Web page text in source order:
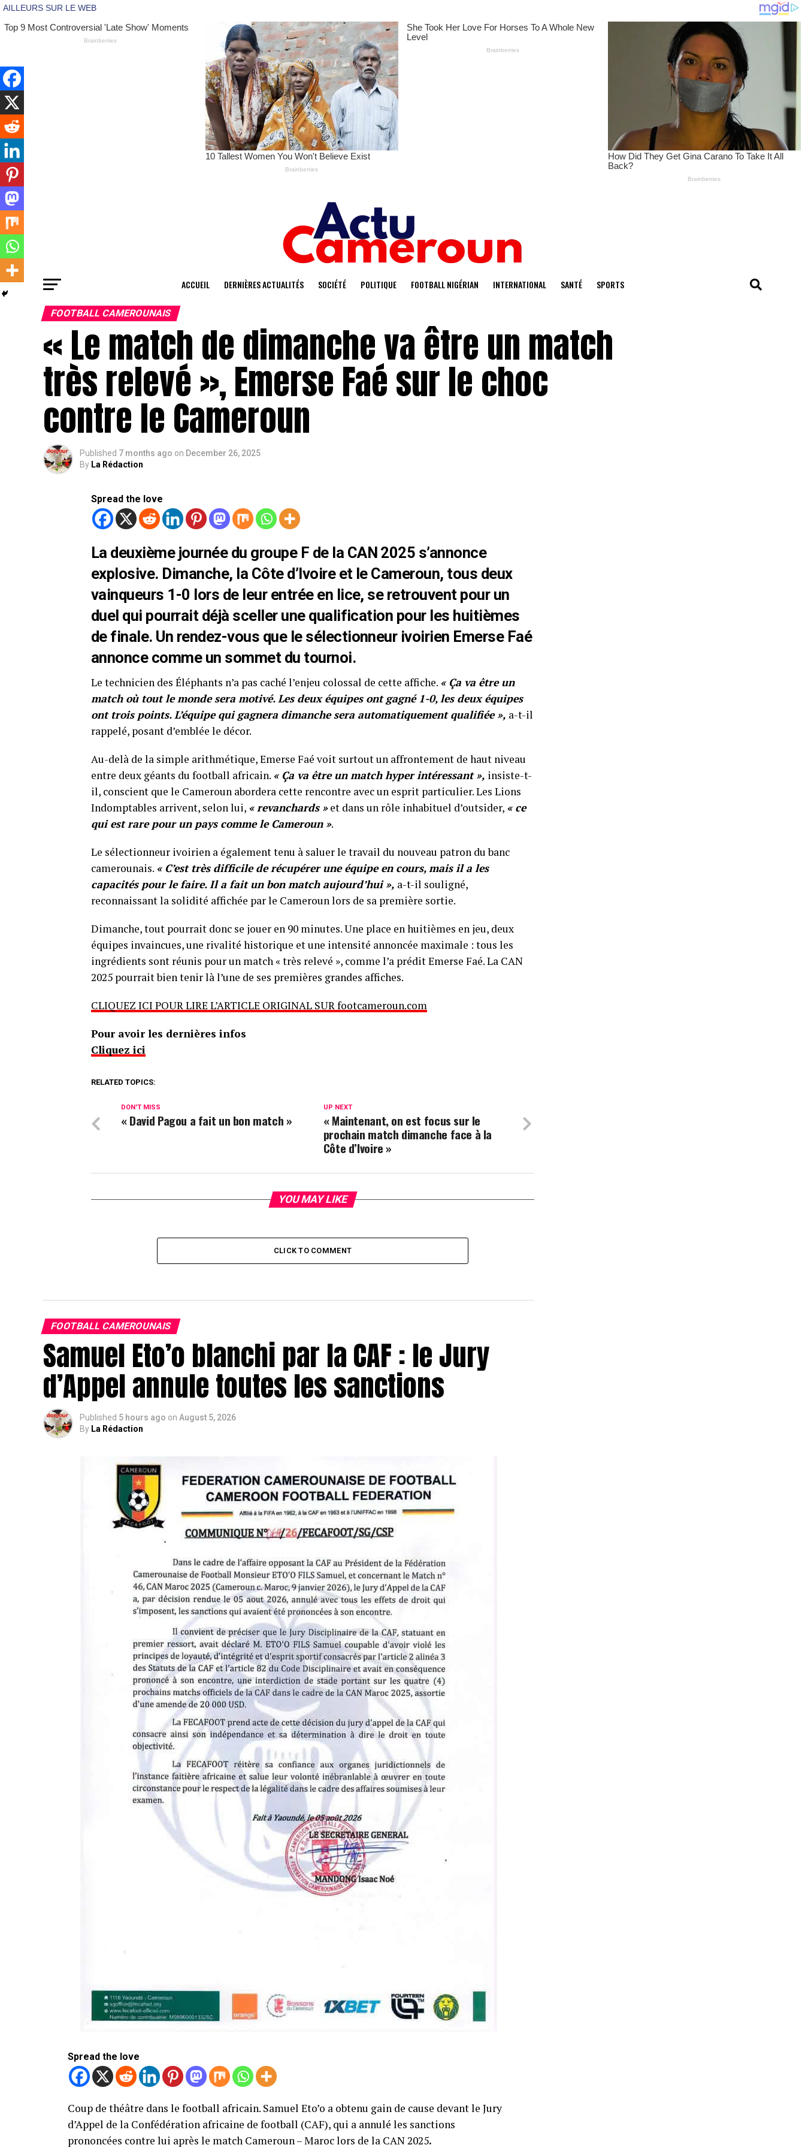
ACCUEIL DERNIÈRES ACTUALITÉS SOCIÉTÉ POLITIQUE FOOTBALL NIGÉRIAN INTERNATIONAL SANTÉ SPORTS
FOOTBALL CAMEROUNAIS
« Le match de dimanche va être un match
très relevé », Emerse Faé sur le choc
contre le Cameroun
Published 7 months ago on December 26, 2025
By La Rédaction
Spread the love
La deuxième journée du groupe F de la CAN 2025 s’annonce
explosive. Dimanche, la Côte d’Ivoire et le Cameroun, tous deux
vainqueurs 1-0 lors de leur entrée en lice, se retrouvent pour un
duel qui pourrait déjà sceller une qualification pour les huitièmes
de finale. Un rendez-vous que le sélectionneur ivoirien Emerse Faé
annonce comme un sommet du tournoi.
Le technicien des Éléphants n’a pas caché l’enjeu colossal de cette affiche. « Ça va être un
match où tout le monde sera motivé. Les deux équipes ont gagné 1-0, les deux équipes
ont trois points. L’équipe qui gagnera dimanche sera automatiquement qualifiée », a-t-il
rappelé, posant d’emblée le décor.
Au-delà de la simple arithmétique, Emerse Faé voit surtout un affrontement de haut niveau
entre deux géants du football africain. « Ça va être un match hyper intéressant », insiste-t-
il, conscient que le Cameroun abordera cette rencontre avec un esprit particulier. Les Lions
Indomptables arrivent, selon lui, « revanchards »et dans un rôle inhabituel d’outsider, « ce
qui est rare pour un pays comme le Cameroun ».
Le sélectionneur ivoirien a également tenu à saluer le travail du nouveau patron du banc
camerounais. « C’est très difficile de récupérer une équipe en cours, mais il a les
capacités pour le faire. Il a fait un bon match aujourd’hui », a-t-il souligné,
reconnaissant la solidité affichée par le Cameroun lors de sa première sortie.
Dimanche, tout pourrait donc se jouer en 90 minutes. Une place en huitièmes en jeu, deux
équipes invaincues, une rivalité historique et une intensité annoncée maximale : tous les
ingrédients sont réunis pour un match « très relevé », comme l’a prédit Emerse Faé. La CAN
2025 pourrait bien tenir là l’une de ses premières grandes affiches.
CLIQUEZ ICI POUR LIRE L’ARTICLE ORIGINAL SUR footcameroun.com
Pour avoir les dernières infos
Cliquez ici
RELATED TOPICS:
UP NEXT
« Maintenant, on est focus sur le
prochain match dimanche face à la
Côte d’Ivoire »
DON'T MISS
« David Pagou a fait un bon match »
YOU MAY LIKE
CLICK TO COMMENT
FOOTBALL CAMEROUNAIS
Samuel Eto’o blanchi par la CAF : le Jury
d’Appel annule toutes les sanctions
Published 5 hours ago on August 5, 2026
By La Rédaction
Spread the love
Coup de théâtre dans le football africain. Samuel Eto’o a obtenu gain de cause devant le Jury
d’Appel de la Confédération africaine de football (CAF), qui a annulé les sanctions
prononcées contre lui après le match Cameroun – Maroc lors de la CAN 2025.